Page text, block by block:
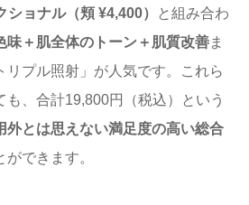
ショナル（頬 ¥4,400）
と組み合わ
味＋肌全体のトーン＋肌質改善ま
リプル照射」が人気です。これら
も、合計19,800円（税込）という
外とは思えない満足度の高い総合
ができます。